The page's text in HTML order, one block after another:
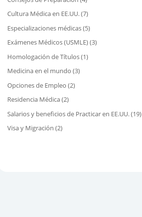
Cultura Médica en EE.UU.(7)
Especializaciones médicas(5)
Exámenes Médicos (USMLE)(3)
Homologación de Títulos(1)
Medicina en el mundo (3)
Opciones de Empleo (2)
Residencia Médica(2)
Salarios y beneficios de Practicar en EE.UU.(19)
Visa y Migración (2)